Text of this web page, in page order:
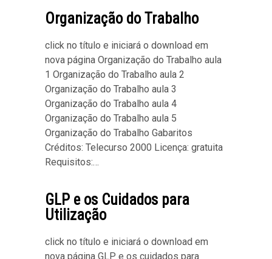
Organização do Trabalho
click no título e iniciará o download em
nova página Organização do Trabalho aula
1 Organização do Trabalho aula 2
Organização do Trabalho aula 3
Organização do Trabalho aula 4
Organização do Trabalho aula 5
Organização do Trabalho Gabaritos
Créditos: Telecurso 2000 Licença: gratuita
Requisitos:…
GLP e os Cuidados para
Utilização
click no título e iniciará o download em
nova página GLP e os cuidados para